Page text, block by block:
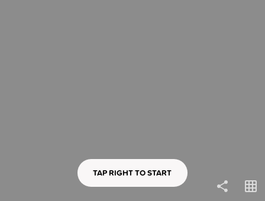
TAP RIGHT TO START